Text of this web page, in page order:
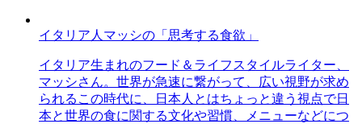
イタリア人マッシの「思考する食欲」
イタリア生まれのフード＆ライフスタイルライター、
マッシさん。世界が急速に繋がって、広い視野が求め
られるこの時代に、日本人とはちょっと違う視点で日
本と世界の食に関する文化や習慣、メニューなどにつ